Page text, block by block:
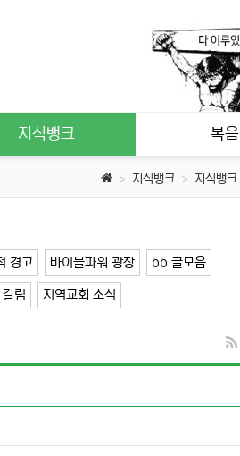
지식뱅크 복음
지식뱅크 지식뱅크
경고 바이블파워 광장 bb 글모음
럼 지역교회 소식